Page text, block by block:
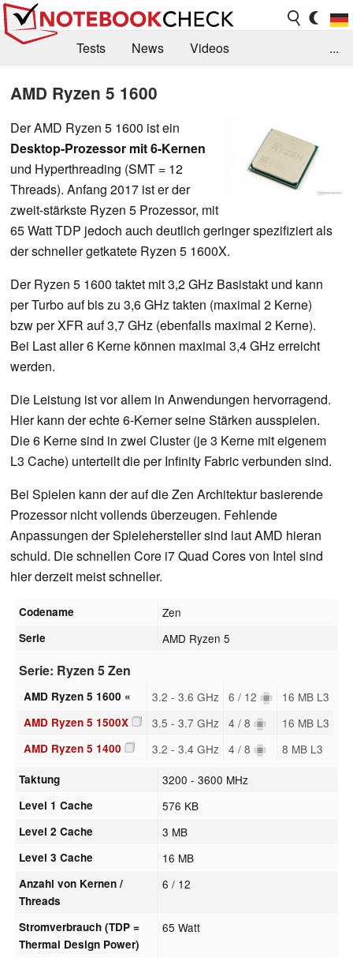
Tests News
Videos
Forum
...
AMD Ryzen 5 1600
Der AMD Ryzen 5 1600 ist ein
Desktop-Prozessor mit 6-Kernen
und Hyperthreading (SMT = 12
Threads). Anfang 2017 ist er der
zweit-stärkste Ryzen 5 Prozessor, mit
65 Watt TDP jedoch auch deutlich geringer spezifiziert als
der schneller getkatete Ryzen 5 1600X.
Der Ryzen 5 1600 taktet mit 3,2 GHz Basistakt und kann
per Turbo auf bis zu 3,6 GHz takten (maximal 2 Kerne)
bzw per XFR auf 3,7 GHz (ebenfalls maximal 2 Kerne).
Bei Last aller 6 Kerne können maximal 3,4 GHz erreicht
werden.
Die Leistung ist vor allem in Anwendungen hervorragend.
Hier kann der echte 6-Kerner seine Stärken ausspielen.
Die 6 Kerne sind in zwei Cluster (je 3 Kerne mit eigenem
L3 Cache) unterteilt die per Infinity Fabric verbunden sind.
Bei Spielen kann der auf die Zen Architektur basierende
Prozessor nicht vollends überzeugen. Fehlende
Anpassungen der Spielehersteller sind laut AMD hieran
schuld. Die schnellen Core i7 Quad Cores von Intel sind
hier derzeit meist schneller.
Codename Zen
Serie AMD Ryzen 5
Serie: Ryzen 5 Zen
AMD Ryzen 5 1600 « 3.2 - 3.6 GHz 6 / 12 16 MB L3
AMD Ryzen 5 1500X 3.5 - 3.7 GHz 4 / 8 16 MB L3
AMD Ryzen 5 1400 3.2 - 3.4 GHz 4 / 8 8 MB L3
Taktung 3200 - 3600 MHz
Level 1 Cache 576 KB
Level 2 Cache 3 MB
Level 3 Cache 16 MB
Anzahl von Kernen /
Threads
6 / 12
Stromverbrauch (TDP =
Thermal Design Power)
65 Watt